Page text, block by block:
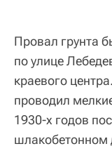
Провал грунта
по улице
краевого
проводил
1930-х годов
шлакобетонном